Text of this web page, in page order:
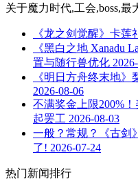
关于魔力时代,工会,boss,
《龙之剑觉醒》卡莲
《黑白之地 Xanadu
置与随行兽优化
《明日方舟终末地
2026-08-06
不满奖金上限200%
起罢工 2026-08-03
一般？常规？《古剑
了! 2026-07-24
热门新闻排行